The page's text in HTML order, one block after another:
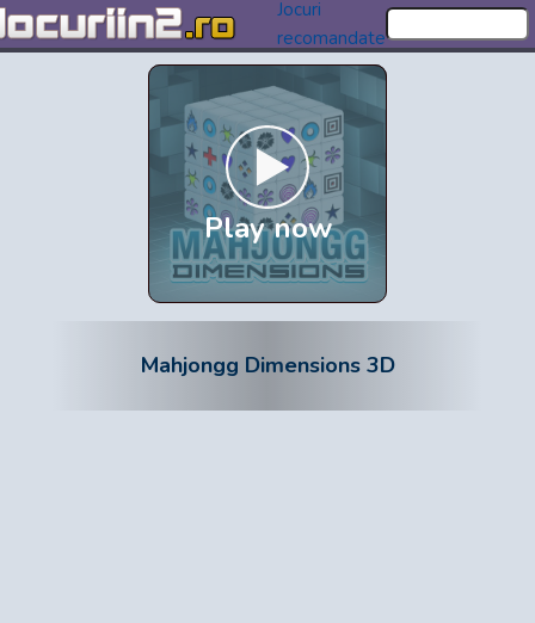
Jocuri
recomandate
Play now
Mahjongg Dimensions 3D